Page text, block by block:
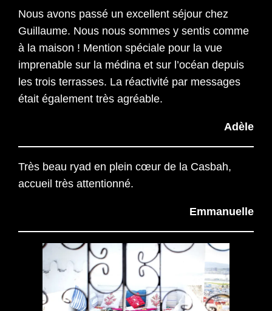
Nous avons passé un excellent séjour chez
Guillaume. Nous nous sommes y sentis comme
à la maison ! Mention spéciale pour la vue
imprenable sur la médina et sur l’océan depuis
les trois terrasses. La réactivité par messages
était également très agréable.
Adèle
Très beau ryad en plein cœur de la Casbah,
accueil très attentionné.
Emmanuelle